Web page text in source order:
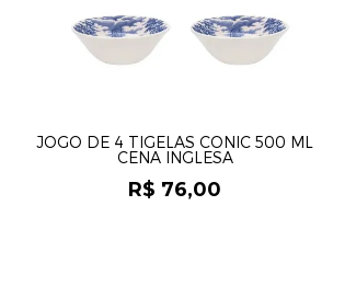
JOGO DE 4 TIGELAS CONIC 500 ML
CENA INGLESA
R$ 76,00